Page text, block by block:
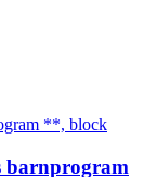
barnprogram